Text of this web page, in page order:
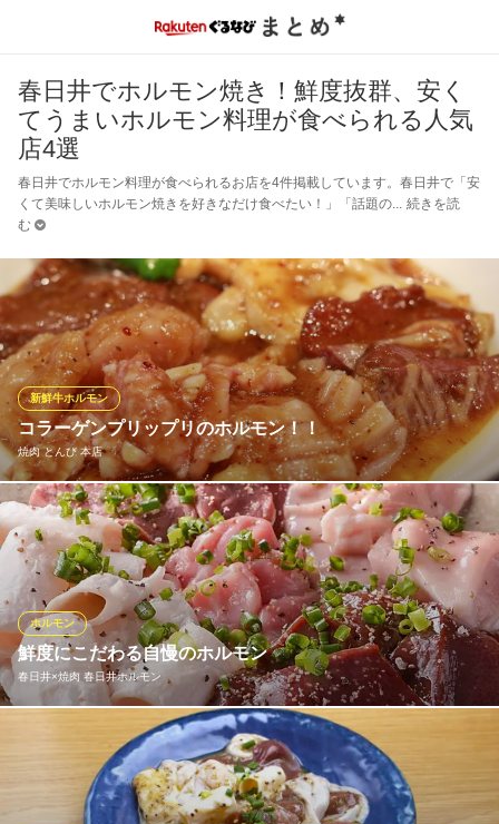
春日井でホルモン焼き！鮮度抜群、安く
てうまいホルモン料理が食べられる人気
店4選
春日井でホルモン料理が食べられるお店を4件掲載しています。春日井で「安
くて美味しいホルモン焼きを好きなだけ食べたい！」「話題の
続きを読
む
コラーゲンプリップリのホルモン！！
焼肉 とんび 本店
新鮮牛ホルモン
美味しいホルモンをご提供する為、しっかりと下処理を行い、臭
みが少ないホルモンをご提供します。ホルモン、実は低カロリー
でビタミンやミネラルも豊富です。美味しく楽しく健康に！自慢
のホルモンをご堪能下さい！
焼肉 とんび 本店
焼肉 牛タン ホルモン
ＪＲ中央本線春日井駅 徒歩2分
愛知県春日井市上条町1-258 第二栄林ビル1F
鮮度にこだわる自慢のホルモン
春日井×焼肉 春日井ホルモン
ホルモン
名物☆味噌とんちゃんは年間累計1万食突破！圧倒的Ｎｏ１商品。
臭みゼロ。ぷりぷり感ＭＡＸ。他では味わえないこの美味しさを
届けたい。美味しいだけで終わらない。価格329円とリーズナブ
ル。気軽に頼んでくださいな。他のホルモンたちも329円～とお手